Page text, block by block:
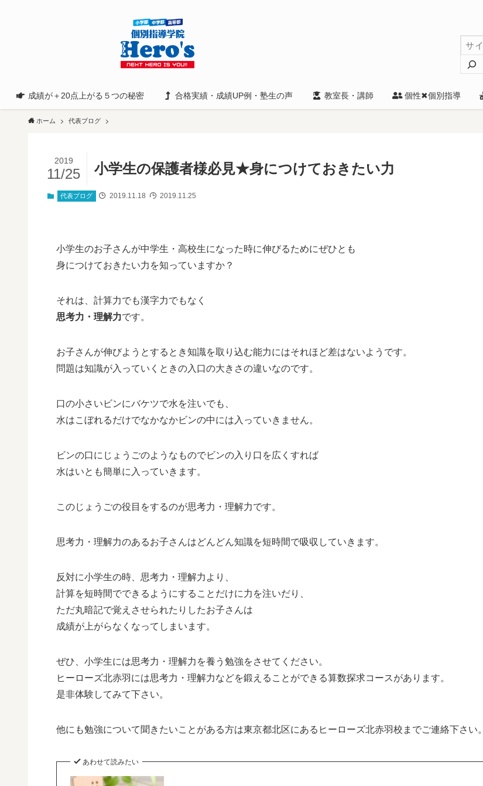
成績が＋20点上がる５つの秘密 合格実績・成績UP例・塾生の声 教室長・講師 個性✖個別指導
検
索
ホーム 代表ブログ
小学生の保護者様必見★身につけておきたい力
2019
11/25
代表ブログ 2019.11.18 2019.11.25
小学生のお子さんが中学生・高校生になった時に伸びるためにぜひとも
身につけておきたい力を知っていますか？
それは、計算力でも漢字力でもなく
思考力・理解力です。
お子さんが伸びようとするとき知識を取り込む能力にはそれほど差はないようです。
問題は知識が入っていくときの入口の大きさの違いなのです。
口の小さいビンにバケツで水を注いでも、
水はこぼれるだけでなかなかビンの中には入っていきません。
ビンの口にじょうごのようなものでビンの入り口を広くすれば
水はいとも簡単に入っていきます。
このじょうごの役目をするのが思考力・理解力です。
思考力・理解力のあるお子さんはどんどん知識を短時間で吸収していきます。
反対に小学生の時、思考力・理解力より、
計算を短時間でできるようにすることだけに力を注いだり、
ただ丸暗記で覚えさせられたりしたお子さんは
成績が上がらなくなってしまいます。
ぜひ、小学生には思考力・理解力を養う勉強をさせてください。
ヒーローズ北赤羽には思考力・理解力などを鍛えることができる算数探求コースがあります。
是非体験してみて下さい。
他にも勉強について聞きたいことがある方は東京都北区にあるヒーローズ北赤羽校までご連絡下さい。
あわせて読みたい